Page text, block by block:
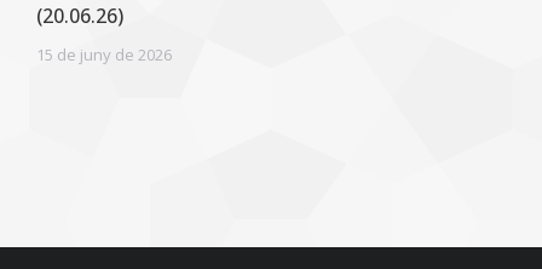
(20.06.26)
15 de juny de 2026